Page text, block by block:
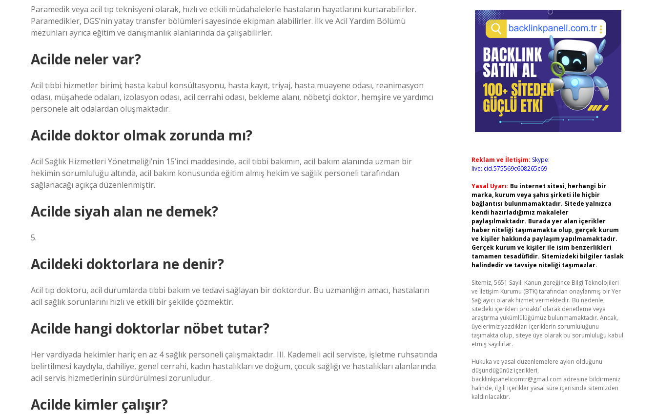
Paramedik veya acil tıp teknisyeni olarak, hızlı ve etkili müdahalelerle hastaların hayatlarını kurtarabilirler.
Paramedikler, DGS’nin yatay transfer bölümleri sayesinde ekipman alabilirler. İlk ve Acil Yardım Bölümü
mezunları ayrıca eğitim ve danışmanlık alanlarında da çalışabilirler.
Acilde neler var?
Acil tıbbi hizmetler birimi; hasta kabul konsültasyonu, hasta kayıt, triyaj, hasta muayene odası, reanimasyon
odası, müşahede odaları, izolasyon odası, acil cerrahi odası, bekleme alanı, nöbetçi doktor, hemşire ve yardımcı
personele ait odalardan oluşmaktadır.
Acilde doktor olmak zorunda mı?
Acil Sağlık Hizmetleri Yönetmeliği’nin 15’inci maddesinde, acil tıbbi bakımın, acil bakım alanında uzman bir
hekimin sorumluluğu altında, acil bakım konusunda eğitim almış hekim ve sağlık personeli tarafından
sağlanacağı açıkça düzenlenmiştir.
Acilde siyah alan ne demek?
5.
Acildeki doktorlara ne denir?
Acil tıp doktoru, acil durumlarda tıbbi bakım ve tedavi sağlayan bir doktordur. Bu uzmanlığın amacı, hastaların
acil sağlık sorunlarını hızlı ve etkili bir şekilde çözmektir.
Acilde hangi doktorlar nöbet tutar?
Her vardiyada hekimler hariç en az 4 sağlık personeli çalışmaktadır. III. Kademeli acil serviste, işletme ruhsatında
belirtilmesi kaydıyla, dahiliye, genel cerrahi, kadın hastalıkları ve doğum, çocuk sağlığı ve hastalıkları alanlarında
acil servis hizmetlerinin sürdürülmesi zorunludur.
Acilde kimler çalışır?
Reklam ve İletişim: Skype:
live:.cid.575569c608265c69
Yasal Uyarı: Bu internet sitesi, herhangi bir
marka, kurum veya şahıs şirketi ile hiçbir
bağlantısı bulunmamaktadır. Sitede yalnızca
kendi hazırladığımız makaleler
paylaşılmaktadır. Burada yer alan içerikler
haber niteliği taşımamakta olup, gerçek kurum
ve kişiler hakkında paylaşım yapılmamaktadır.
Gerçek kurum ve kişiler ile isim benzerlikleri
tamamen tesadüfidir. Sitemizdeki bilgiler taslak
halindedir ve tavsiye niteliği taşımazlar.
Sitemiz, 5651 Sayılı Kanun gereğince Bilgi Teknolojileri
ve İletişim Kurumu (BTK) tarafından onaylanmış bir Yer
Sağlayıcı olarak hizmet vermektedir. Bu nedenle,
sitedeki içerikleri proaktif olarak denetleme veya
araştırma yükümlülüğümüz bulunmamaktadır. Ancak,
üyelerimiz yazdıkları içeriklerin sorumluluğunu
taşımakta olup, siteye üye olarak bu sorumluluğu kabul
etmiş sayılırlar.
Hukuka ve yasal düzenlemelere aykırı olduğunu
düşündüğünüz içerikleri,
backlinkpanelicomtr@gmail.com adresine bildirmeniz
halinde, ilgili içerikler yasal süre içerisinde sitemizden
kaldırılacaktır.